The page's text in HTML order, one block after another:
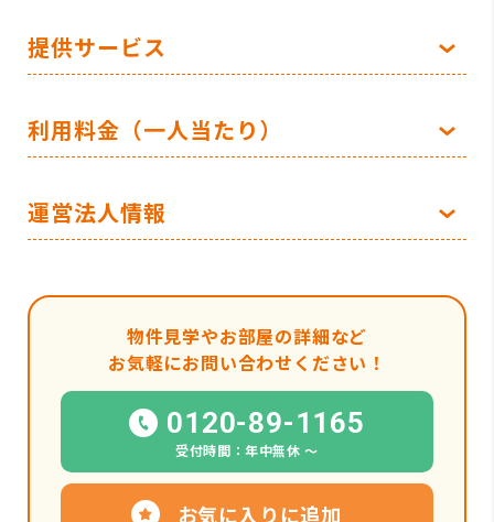
提供サービス
利用料金（一人当たり）
運営法人情報
物件見学やお部屋の詳細など
お気軽にお問い合わせください！
0120-89-1165
受付時間：年中無休 〜
お気に入りに追加